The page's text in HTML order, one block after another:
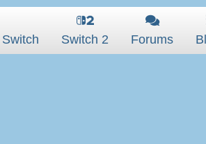
Switch Switch 2 Forums